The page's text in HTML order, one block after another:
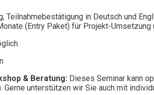
Teilnahmebestätigung in Deutsch und
(Entry Paket) für Projekt-
& Beratung: Dieses Seminar kann
Gerne unterstützen wir Sie auch mit